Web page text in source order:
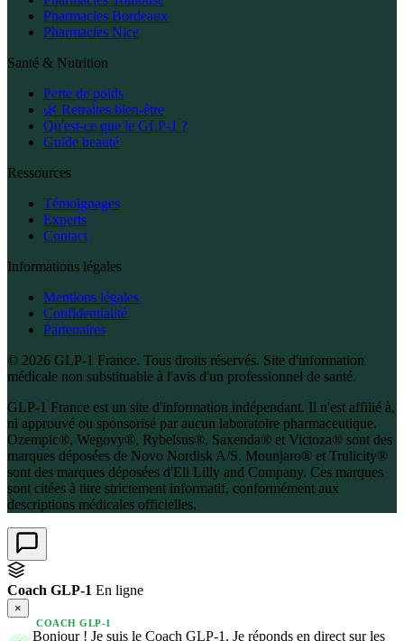
Pharmacies Bordeaux
Pharmacies Nice
Santé & Nutrition
Perte de poids
🌿 Retraites bien-être
Qu'est-ce que le GLP-1 ?
Guide beauté
Ressources
Témoignages
Experts
Contact
Informations légales
Mentions légales
Confidentialité
Partenaires
© 2026 GLP-1 France. Tous droits réservés. Site d'information
médicale non substituable à l'avis d'un professionnel de santé.
GLP-1 France est un site d'information indépendant. Il n'est affilié à,
ni approuvé ou sponsorisé par aucun laboratoire pharmaceutique.
Ozempic®, Wegovy®, Rybelsus®, Saxenda® et Victoza® sont des
marques déposées de Novo Nordisk A/S. Mounjaro® et Trulicity®
sont des marques déposées d'Eli Lilly and Company. Ces marques
sont citées à titre strictement informatif, conformément aux
descriptions médicales officielles.
Coach GLP-1 En ligne
×
COACH GLP-1
Bonjour ! Je suis le Coach GLP-1. Je réponds en direct sur les